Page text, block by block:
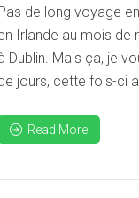
de long voyage
Irlande au mois de
Dublin. Mais ça, je
jours, cette fois-ci
Read More